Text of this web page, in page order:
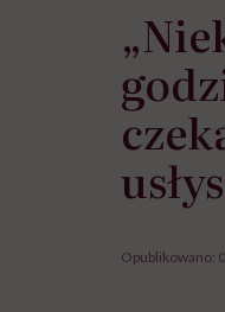
Opublikowano: